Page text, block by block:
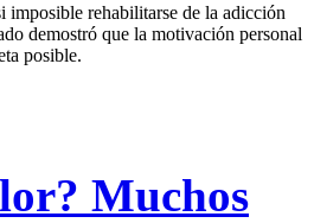
imposible rehabilitarse de la adicción
demostró que la motivación personal
posible.
Muchos